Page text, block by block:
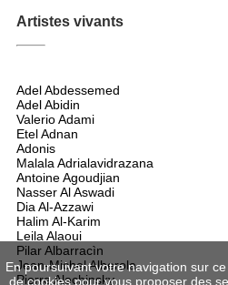
Artistes vivants
Adel Abdessemed
Adel Abidin
Valerio Adami
Etel Adnan
Adonis
Malala Adrialavidrazana
Antoine Agoudjian
Nasser Al Aswadi
Dia Al-Azzawi
Halim Al-Karim
Leila Alaoui
Pilar Albarracìn
Jean-Michel Alberola
Pierre Alechinsky
En poursuivant votre navigation sur
de cookies pour vous proposer des